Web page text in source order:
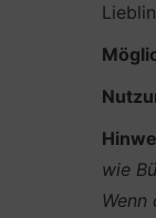
wie